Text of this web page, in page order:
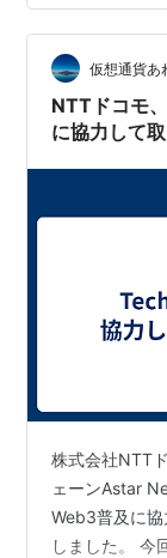
権引受による
である楽天キ
も合意したよ
ン）マーケッ
「…
仮想通貨あ
NTTドコモ
に協力して
株式会社NTT
ェーンAstar
Web3普及に
しました。 今